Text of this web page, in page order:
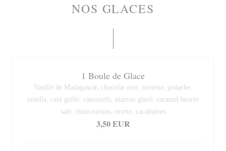
NOS GLACES
1 Boule de Glace
Vanille de Madagascar, chocolat noir, noisette, pistache,
nutella, café grillé, canistrelli, marron glacé, caramel beurre
salé, rhum-raisins, myrte, cacahuètes
3,50 EUR